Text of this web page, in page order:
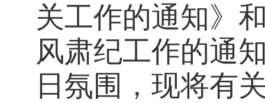
关工作的通知》
风肃纪工作的通
日氛围，现将有